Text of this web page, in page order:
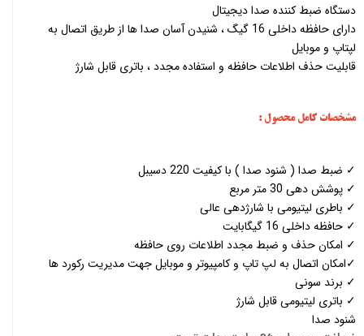
دستگاه ضبط کننده صدا دیجیتال
دارای حافظه داخلی 16 گیگ ، شنیدن آسان صدا ها از طریق اتصال به
لپتاپ و موبایل
قابلیت حذف اطلاعات حافظه و استفاده مجدد ، باتری قابل شارژ
مشخصات کامل محصول :
✓ ضبط صدا ( شنود صدا ) با کیفیت 220 دسیبل
✓ پوشش دهی 30 متر مربع
✓ باطری لیتیومی با شارژدهی عالی
✓ حافظه داخلی 16 گیگابایت
✓ امکان حذف و ضبط مجدد اطلاعات روی حافظه
✓امکان اتصال به لپ تاپ و کامپیوتر و موبایل جهت مدیریت رکورد ها
✓ برند سونی
✓ باتری لیتیومی قابل شارژ
شنود صدا